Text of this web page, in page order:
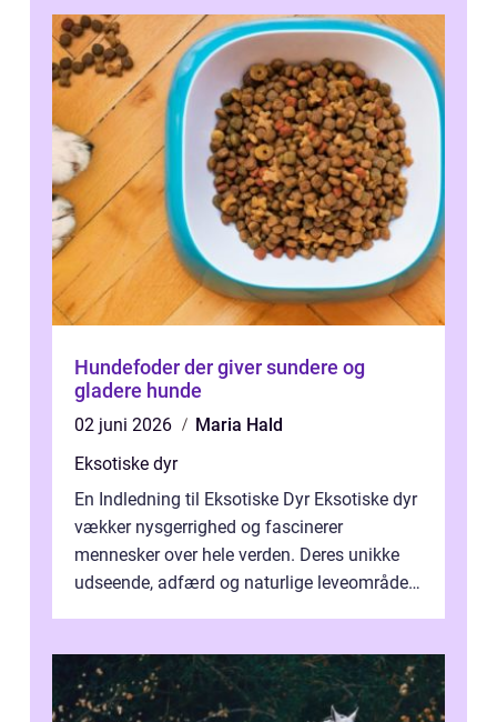
Hundefoder der giver sundere og
gladere hunde
02 juni 2026
Maria Hald
Eksotiske dyr
En Indledning til Eksotiske Dyr Eksotiske dyr
vækker nysgerrighed og fascinerer
mennesker over hele verden. Deres unikke
udseende, adfærd og naturlige leveområder